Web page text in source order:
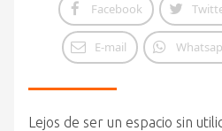
Facebook
E-mail
Lejos de ser un espacio sin